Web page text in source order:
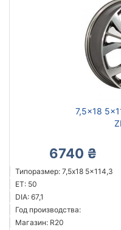
7,5x18
6740 ₴
Типоразмер: 7,5x18 5x114,3
ET: 50
DIA: 67,1
Год производства:
Магазин: R20